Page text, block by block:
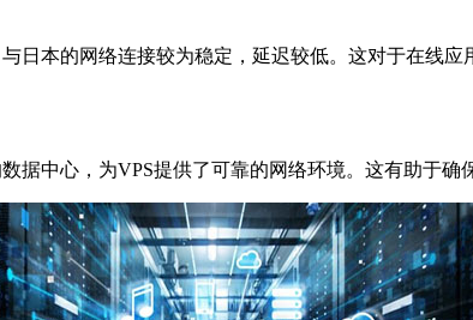
本的网络连接较为稳定，延迟较低。这对于在线应
中心，为VPS提供了可靠的网络环境。这有助于确